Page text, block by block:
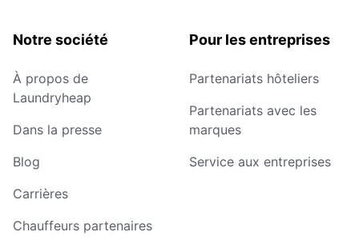
Notre société
À propos de
Laundryheap
Dans la presse
Blog
Carrières
Chauffeurs partenaires
Pour les entreprises
Partenariats hôteliers
Partenariats avec les
marques
Service aux entreprises